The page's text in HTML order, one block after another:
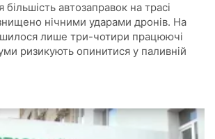
більшість автозаправок на трасі
нічними ударами дронів. На
лише три-чотири працюючі
ризикують опинитися у паливній